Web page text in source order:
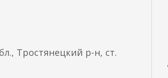
Тростянецкий р-н, ст.